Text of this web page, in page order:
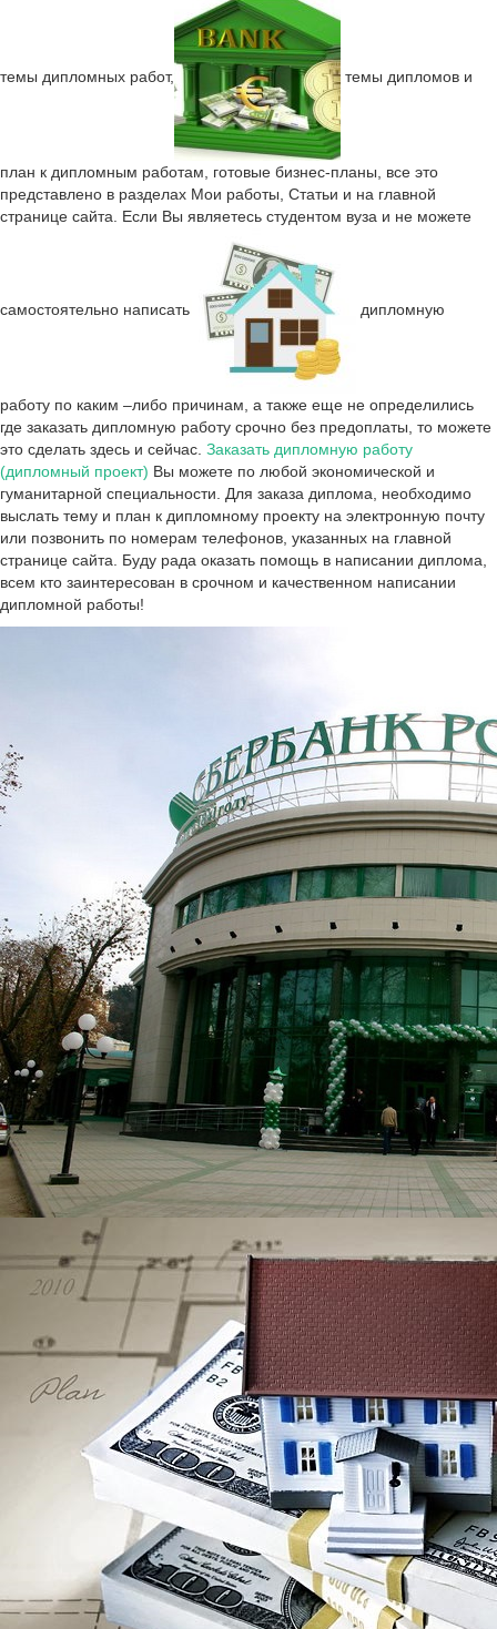
темы дипломных работ, темы дипломов и
план к дипломным работам, готовые бизнес-планы, все это
представлено в разделах Мои работы, Статьи и на главной
странице сайта. Если Вы являетесь студентом вуза и не можете
самостоятельно написать дипломную
работу по каким –либо причинам, а также еще не определились
где заказать дипломную работу срочно без предоплаты, то можете
это сделать здесь и сейчас. Заказать дипломную работу
(дипломный проект) Вы можете по любой экономической и
гуманитарной специальности. Для заказа диплома, необходимо
выслать тему и план к дипломному проекту на электронную почту
или позвонить по номерам телефонов, указанных на главной
странице сайта. Буду рада оказать помощь в написании диплома,
всем кто заинтересован в срочном и качественном написании
дипломной работы!